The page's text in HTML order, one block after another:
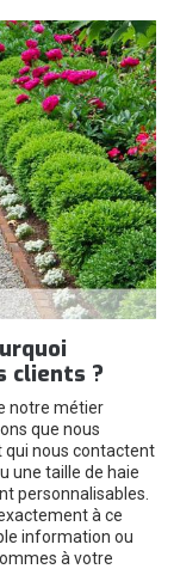
clients ?
notre métier
que nous
qui nous contactent
une taille de haie
personnalisables.
à ce
information ou
à votre